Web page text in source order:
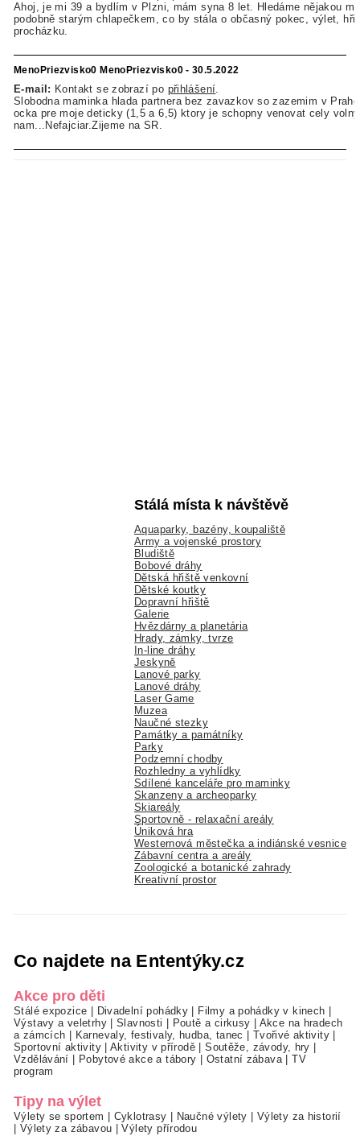
Ahoj, je mi 39 a bydlím v Plzni, mám syna 8 let. Hledáme nějakou
podobně starým chlapečkem, co by stála o občasný pokec, výlet,
procházku.
MenoPriezvisko0 MenoPriezvisko0 - 30.5.2022
E-mail: Kontakt se zobrazí po přihlášení
Slobodna maminka hlada partnera bez zavazkov so zazemim v
ocka pre moje deticky (1,5 a 6,5) ktory je schopny venovat cely
nam...Nefajciar.Zijeme na SR.
Stálá místa k návštěvě
Aquaparky, bazény, koupaliště
Army a vojenské prostory
Bludiště
Bobové dráhy
Dětská hřiště venkovní
Dětské koutky
Dopravní hřiště
Galerie
Hvězdárny a planetária
Hrady, zámky, tvrze
In-line dráhy
Jeskyně
Lanové parky
Lanové dráhy
Laser Game
Muzea
Naučné stezky
Památky a památníky
Parky
Podzemní chodby
Rozhledny a vyhlídky
Sdílené kanceláře pro maminky
Skanzeny a archeoparky
Skiareály
Sportovně - relaxační areály
Úniková hra
Westernová městečka a indiánské vesnice
Zábavní centra a areály
Zoologické a botanické zahrady
Kreativní prostor
Co najdete na Ententýky.cz
Akce pro děti
Stálé expozice | Divadelní pohádky | Filmy a pohádky v kinech |
Výstavy a veletrhy|Slavnosti | Poutě a cirkusy | Akce na hradech
a zámcích | Karnevaly, festivaly, hudba, tanec | Tvořivé aktivity |
Sportovní aktivity|Aktivity v přírodě |Soutěže, závody, hry |
Vzdělávání | Pobytové akce a tábory | Ostatní zábava |TV
program
Tipy na výlet
Výlety se sportem | Cyklotrasy | Naučné výlety | Výlety za historií
| Výlety za zábavou |Výlety přírodou